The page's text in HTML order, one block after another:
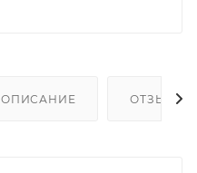
ОПИСАНИЕ ОТЗЫВЫ